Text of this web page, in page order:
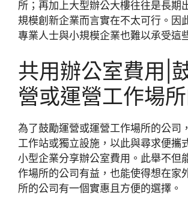
所；再加上大型辦公大樓往往是長期
規模創新企業而言實在不太可行。因
專業人士與小規模企業也難以承受這
共用辦公室費用|
營或運營工作場
為了鼓勵運營或運營工作場所的公司
工作站或獨立設施，以此與尋求便攜
小型企業分享辦公室費用。此舉不但
作場所的公司有益，也能使得想在家
所的公司有一個實惠且方便的選擇。